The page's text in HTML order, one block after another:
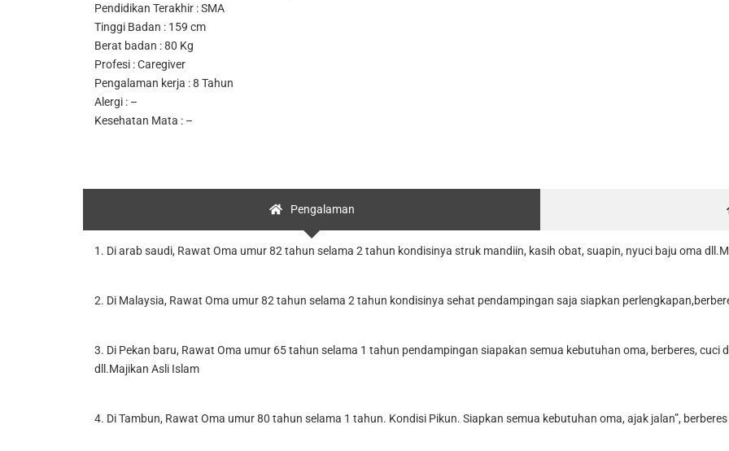
Pendidikan Terakhir : SMA
Tinggi Badan : 159 cm
Berat badan : 80 Kg
Profesi : Caregiver
Pengalaman kerja : 8 Tahun
Alergi : –
Kesehatan Mata : –
Pengalaman
1. Di arab saudi, Rawat Oma umur 82 tahun selama 2 tahun kondisinya struk mandiin, kasih obat, suapin, nyuci baju oma
2. Di Malaysia, Rawat Oma umur 82 tahun selama 2 tahun kondisinya sehat pendampingan saja siapkan
3. Di Pekan baru, Rawat Oma umur 65 tahun selama 1 tahun pendampingan siapakan semua kebutuhan oma, berberes, cuci
dll.Majikan Asli Islam
4. Di Tambun, Rawat Oma umur 80 tahun selama 1 tahun. Kondisi Pikun. Siapkan semua kebutuhan oma, ajak jalan”,